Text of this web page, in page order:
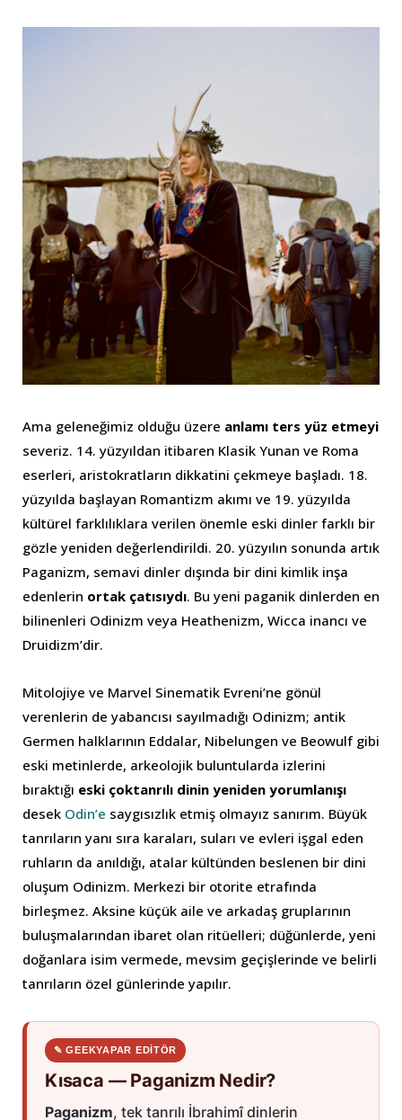
Ama geleneğimiz olduğu üzere anlamı ters yüz etmeyi
severiz. 14. yüzyıldan itibaren Klasik Yunan ve Roma
eserleri, aristokratların dikkatini çekmeye başladı. 18.
yüzyılda başlayan Romantizm akımı ve 19. yüzyılda
kültürel farklılıklara verilen önemle eski dinler farklı bir
gözle yeniden değerlendirildi. 20. yüzyılın sonunda artık
Paganizm, semavi dinler dışında bir dini kimlik inşa
edenlerin ortak çatısıydı. Bu yeni paganik dinlerden en
bilinenleri Odinizm veya Heathenizm, Wicca inancı ve
Druidizm’dir.
Mitolojiye ve Marvel Sinematik Evreni’ne gönül
verenlerin de yabancısı sayılmadığı Odinizm; antik
Germen halklarının Eddalar, Nibelungen ve Beowulf gibi
eski metinlerde, arkeolojik buluntularda izlerini
bıraktığı eski çoktanrılı dinin yeniden yorumlanışı
desek Odin’e saygısızlık etmiş olmayız sanırım. Büyük
tanrıların yanı sıra karaları, suları ve evleri işgal eden
ruhların da anıldığı, atalar kültünden beslenen bir dini
oluşum Odinizm. Merkezi bir otorite etrafında
birleşmez. Aksine küçük aile ve arkadaş gruplarının
buluşmalarından ibaret olan ritüelleri; düğünlerde, yeni
doğanlara isim vermede, mevsim geçişlerinde ve belirli
tanrıların özel günlerinde yapılır.
✎ GEEKYAPAR EDITÖR
Kısaca — Paganizm Nedir?
Paganizm, tek tanrılı İbrahimî dinlerin